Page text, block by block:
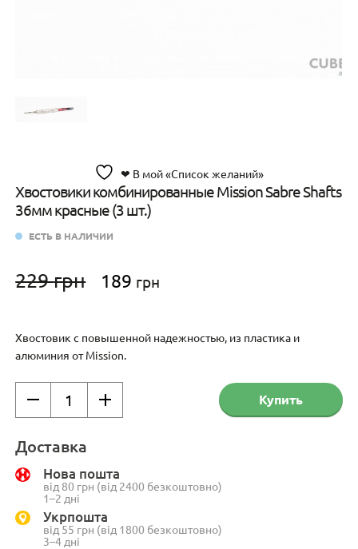
❤ В мой «Список желаний»
Хвостовики комбинированные Mission Sabre Shafts
36мм красные (3 шт.)
ЕСТЬ В НАЛИЧИИ
229грн
Первоначальная
цена
229 грн.
189 грн
Хвостовик с повышенной надежностью, из пластика и
алюминия от Mission.
комбинированные
Mission
Sabre
Shafts
36мм
красные
Купить
Доставка
Нова пошта
від 80 грн (від 2400 безкоштовно)
1–2 дні
Укрпошта
від 55 грн (від 1800 безкоштовно)
3–4 дні